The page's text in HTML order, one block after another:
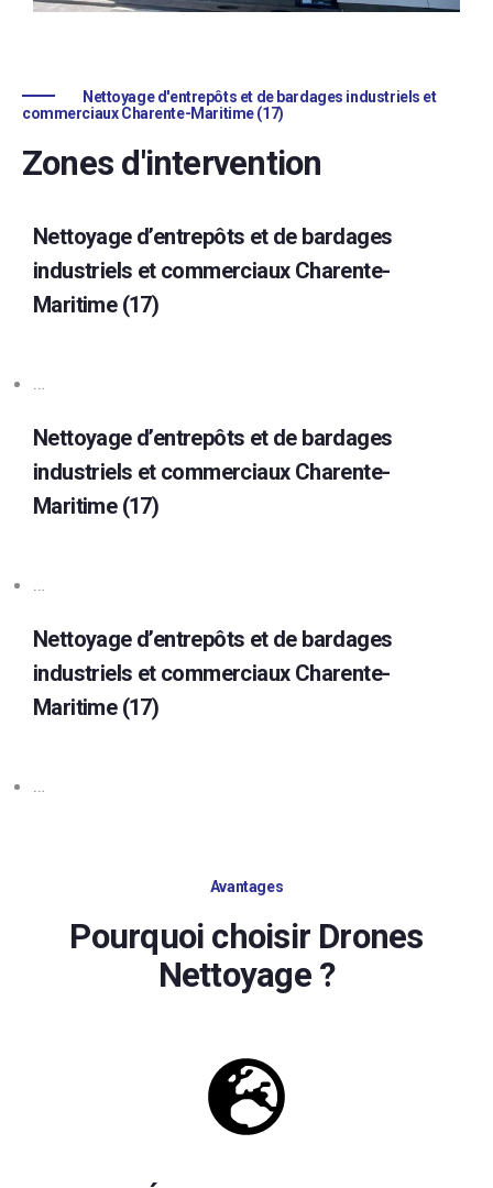
Nettoyage d'entrepôts et de bardages industriels et
commerciaux Charente-Maritime (17)
Zones d'intervention
Nettoyage d’entrepôts et de bardages
industriels et commerciaux Charente-
Maritime (17)
…
Nettoyage d’entrepôts et de bardages
industriels et commerciaux Charente-
Maritime (17)
…
Nettoyage d’entrepôts et de bardages
industriels et commerciaux Charente-
Maritime (17)
…
Avantages
Pourquoi choisir Drones
Nettoyage ?